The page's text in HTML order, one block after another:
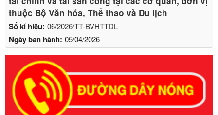
Số kí hiệu: 06/2026/TT-BVHTTDL
Ngày ban hành: 05/04/2026
thuộc Bộ Văn hóa, Thể thao và Du lịch